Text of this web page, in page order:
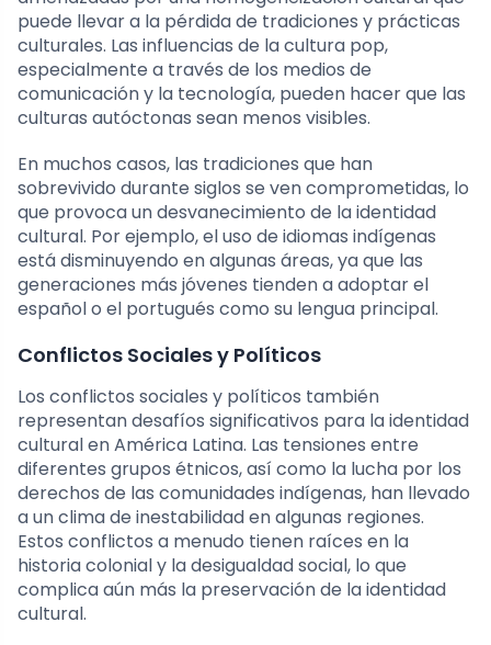
puede llevar a la pérdida de tradiciones y prácticas
culturales. Las influencias de la cultura pop,
especialmente a través de los medios de
comunicación y la tecnología, pueden hacer que las
culturas autóctonas sean menos visibles.
En muchos casos, las tradiciones que han
sobrevivido durante siglos se ven comprometidas, lo
que provoca un desvanecimiento de la identidad
cultural. Por ejemplo, el uso de idiomas indígenas
está disminuyendo en algunas áreas, ya que las
generaciones más jóvenes tienden a adoptar el
español o el portugués como su lengua principal.
Conflictos Sociales y Políticos
Los conflictos sociales y políticos también
representan desafíos significativos para la identidad
cultural en América Latina. Las tensiones entre
diferentes grupos étnicos, así como la lucha por los
derechos de las comunidades indígenas, han llevado
a un clima de inestabilidad en algunas regiones.
Estos conflictos a menudo tienen raíces en la
historia colonial y la desigualdad social, lo que
complica aún más la preservación de la identidad
cultural.